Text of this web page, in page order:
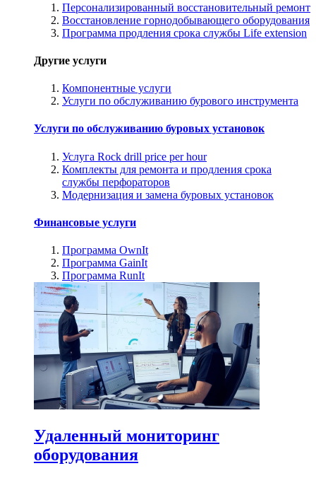
Персонализированный восстановительный ремонт
Восстановление горнодобывающего оборудования
Программа продления срока службы Life extension
Другие услуги
Компонентные услуги
Услуги по обслуживанию бурового инструмента
Услуги по обслуживанию буровых установок
Услуга Rock drill price per hour
Комплекты для ремонта и продления срока
службы перфораторов
Модернизация и замена буровых установок
Финансовые услуги
Программа OwnIt
Программа GainIt
Программа RunIt
Удаленный мониторинг
оборудования